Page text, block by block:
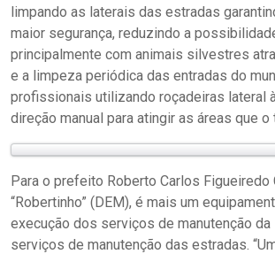
limpando as laterais das estradas
maior segurança, reduzindo a
principalmente com animais silvestres
e a limpeza periódica das entradas do
profissionais utilizando roçadeiras lateral
direção manual para atingir as áreas que o
Para o prefeito Roberto Carlos Figueiredo
“Robertinho” (DEM), é mais um
execução dos serviços de manutenção da
serviços de manutenção das estradas.